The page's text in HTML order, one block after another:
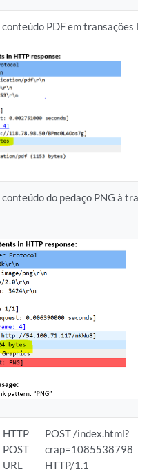
PDF em transações
do pedaço PNG à
HTTP
POST
URL
POST /index.html?
crap=1085538798
HTTP/1.1